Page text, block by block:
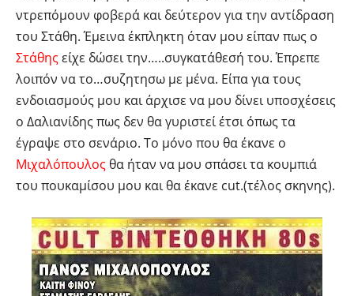
ντρεπόμουν φοβερά και δεύτερον για την αντίδραση
του Στάθη. Έμεινα έκπληκτη όταν μου είπαν πως ο
Στάθηςείχε δώσει την…..συγκατάθεσή του. Έπρεπε
λοιπόν να το…συζητησω με μένα. Είπα για τους
ενδοιασμούς μου και άρχισε να μου δίνει υποσχέσεις
ο Δαλιανίδης πως δεν θα γυριστεί έτσι όπως τα
έγραψε στο σενάριο. Το μόνο που θα έκανε ο
Μιχαλόπουλος θα ήταν να μου σπάσει τα κουμπιά
του πουκαμίσου μου και θα έκανε cut.(τέλος σκηνης).